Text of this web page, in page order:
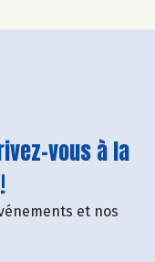
vous à la
et nos